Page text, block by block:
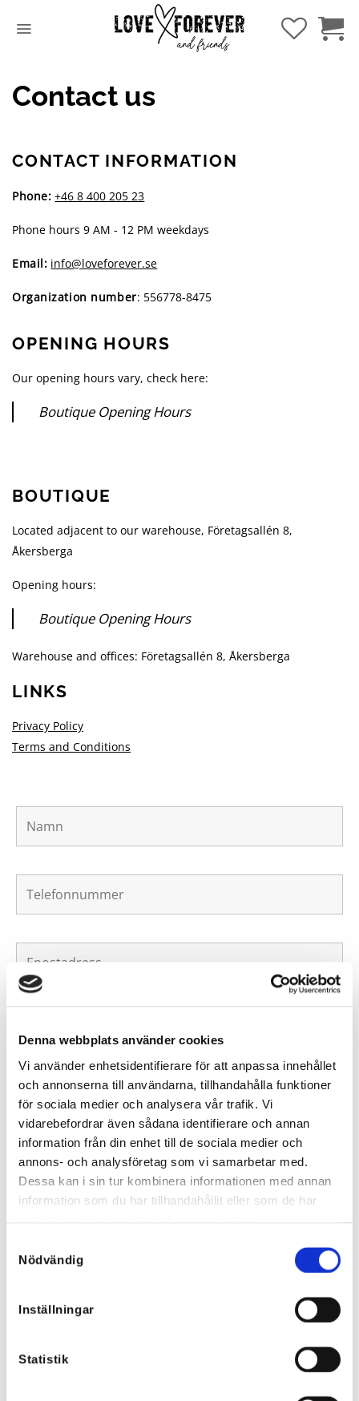
Denna webbplats använder cookies
Vi använder enhetsidentifierare för att anpassa innehållet
och annonserna till användarna, tillhandahålla funktioner
för sociala medier och analysera vår trafik. Vi
vidarebefordrar även sådana identifierare och annan
information från din enhet till de sociala medier och
annons- och analysföretag som vi samarbetar med.
Dessa kan i sin tur kombinera informationen med annan
information som du har tillhandahållit eller som de har
Nödvändig
Inställningar
Statistik
Contact us
CONTACT INFORMATION
Phone: +46 8 400 205 23
Phone hours 9 AM - 12 PM weekdays
Email: info@loveforever.se
Organization number: 556778-8475
OPENING HOURS
Our opening hours vary, check here:
Boutique Opening Hours
BOUTIQUE
Located adjacent to our warehouse, Företagsallén 8,
Åkersberga
Opening hours:
Boutique Opening Hours
Warehouse and offices: Företagsallén 8, Åkersberga
LINKS
Privacy Policy
Terms and Conditions